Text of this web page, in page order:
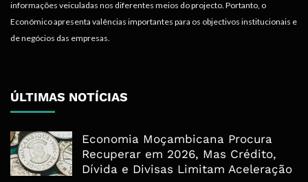
informações veiculadas nos diferentes meios do projecto. Portanto, o
Económico apresenta valências importantes para os objectivos institucionais e
de negócios das empresas.
ÚLTIMAS NOTÍCIAS
Economia Moçambicana Procura
Recuperar em 2026, Mas Crédito,
Dívida e Divisas Limitam Aceleração